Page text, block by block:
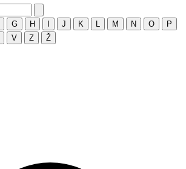
G H J K M N O
P
V Z Ž